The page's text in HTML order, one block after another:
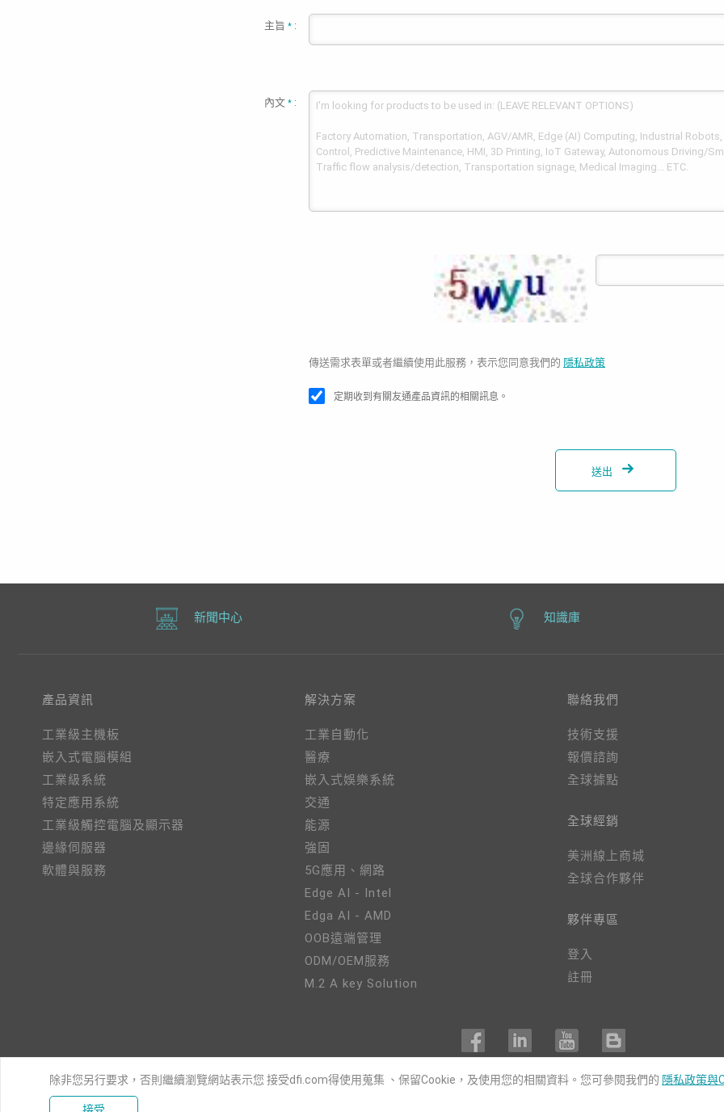
主旨 * :
內文 * :
傳送需求表單或者繼續使用此服務，表示您同意我們的 隱私政策
定期收到有關友通產品資訊的相關訊息。
送出
新聞中心 知識庫
產品資訊
工業級主機板
嵌入式電腦模組
工業級系統
特定應用系統
工業級觸控電腦及顯示器
邊緣伺服器
軟體與服務
解決方案
工業自動化
醫療
嵌入式娛樂系統
交通
能源
強固
5G應用、網路
Edge AI - Intel
Edga AI - AMD
OOB遠端管理
ODM/OEM服務
M.2 A key Solution
聯絡我們
技術支援
報價諮詢
全球據點
全球經銷
美洲線上商城
全球合作夥伴
夥伴專區
登入
註冊
除非您另行要求，否則繼續瀏覽網站表示您 接受dfi.com得使用蒐集 、保留Cookie，及使用您的相關資料。您可參閱我們的 隱私政策與